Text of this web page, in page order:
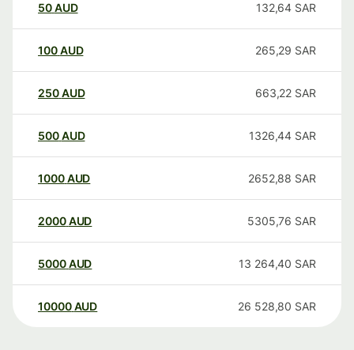
50AUD 132,64 SAR
100AUD 265,29 SAR
250AUD 663,22 SAR
500AUD 1326,44 SAR
1000AUD 2652,88 SAR
2000AUD 5305,76 SAR
5000AUD 13 264,40 SAR
10000 AUD 26 528,80 SAR